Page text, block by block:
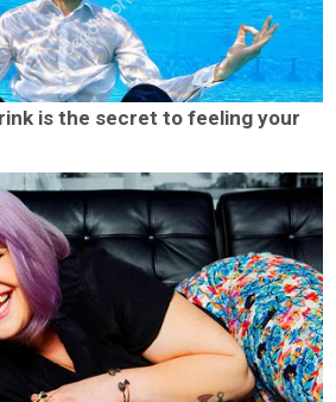
is the secret to feeling your